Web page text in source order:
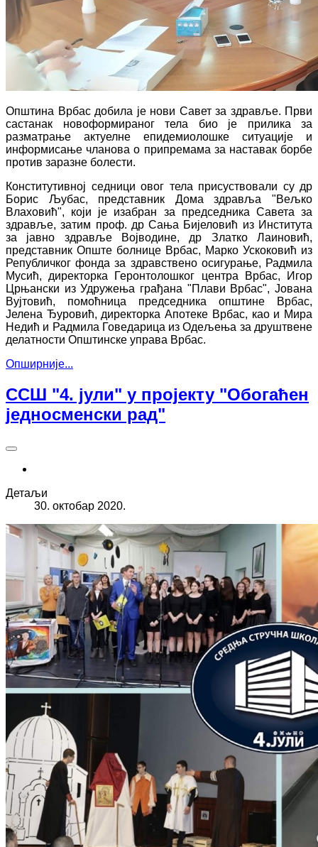
Општина Врбас добила је нови Савет за здравље. Први
састанак новоформираног тела био је прилика за
разматрање актуелне епидемиолошке ситуације и
информисање чланова о припремама за наставак борбе
против заразне болести.
Конститутивној седници овог тела присуствовали су др
Борис Љубас, представник Дома здравља "Вељко
Влаховић", који је изабран за председника Савета за
здравље, затим проф. др Сања Бијеловић из Института
за јавно здравље Војводине, др Златко Лаиновић,
представник Опште болнице Врбас, Марко Ускоковић из
Републичког фонда за здравствено осигурање, Радмила
Мусић, директорка Геронтолошког центра Врбас, Игор
Црњански из Удружења грађана "Плави Врбас", Јована
Вујтовић, помоћница председника општине Врбас,
Јелена Ђуровић, директорка Апотеке Врбас, као и Мира
Недић и Радмила Говедарица из Одељења за друштвене
делатности Општинске управа Врбас.
Опширније...
ССШ "4. јули" у пројекту "Обогаћен
једносменски рад"
Детаљи
30. октобар 2020.